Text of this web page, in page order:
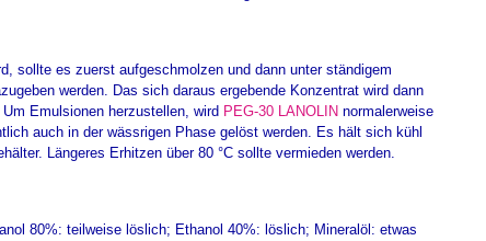
sollte es zuerst aufgeschmolzen und dann unter ständigem
werden. Das sich daraus ergebende Konzentrat wird dann
Emulsionen herzustellen, wird PEG-30 LANOLIN normalerweise
auch in der wässrigen Phase gelöst werden. Es hält sich kühl
Längeres Erhitzen über 80 °C sollte vermieden werden.
80%: teilweise löslich; Ethanol 40%: löslich; Mineralöl: etwas